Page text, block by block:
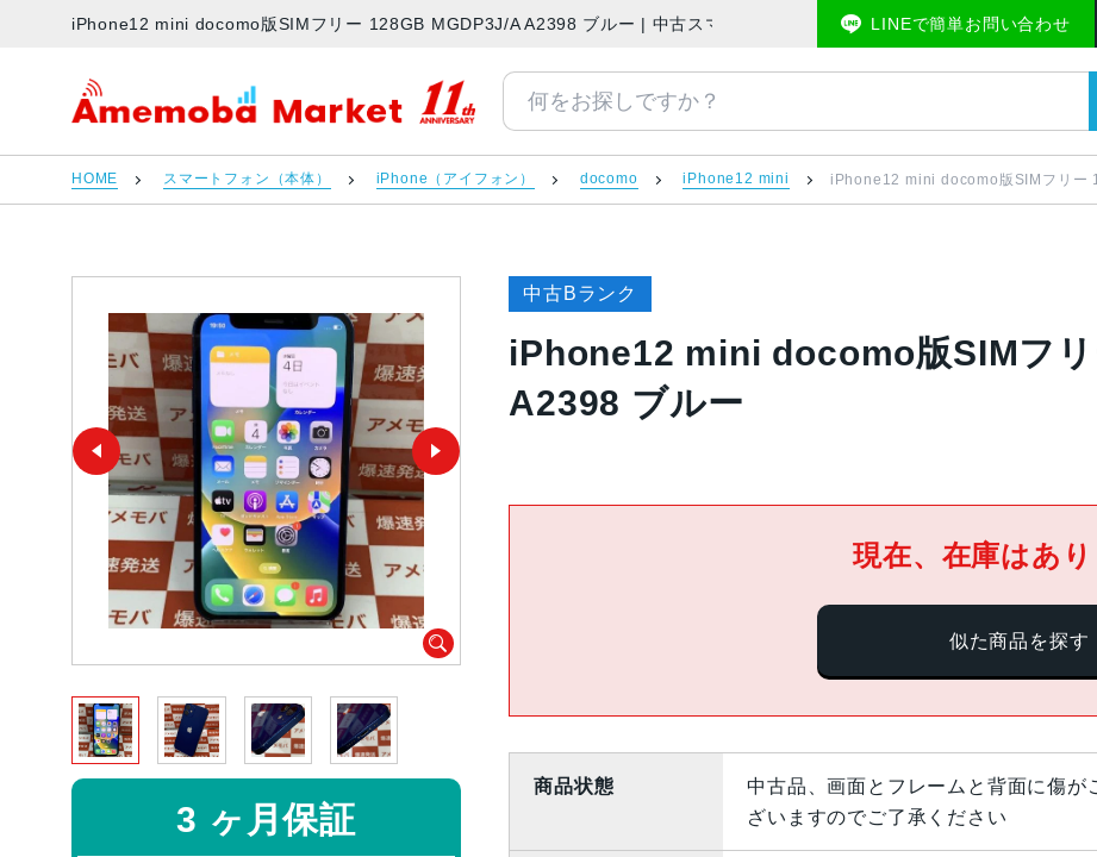
iPhone12 mini docomo版SIMフリー 128GB MGDP3J/A A2398 ブルー | 中古スマホ販売のアメモバマーケットLINEで簡単お問い合わせ
アメモバマーケット
HOME スマートフォン（本体） iPhone（アイフォン） docomo iPhone12 mini iPhone12 mini docomo版SIMフリー
中古Bランク
iPhone12 mini docomo版SIMフ
A2398 ブルー
3 ヶ月保証
現在、在庫はあ
似た商品を探す
商品状態
中古品、画面とフレームと背面に傷
ざいますのでご了承ください